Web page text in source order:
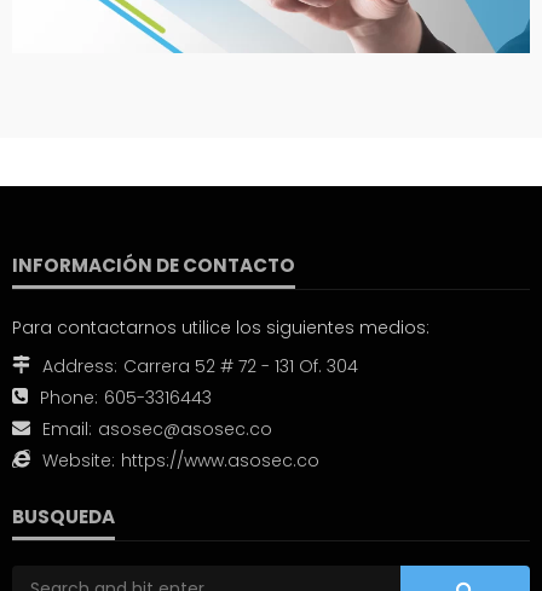
INFORMACIÓN DE CONTACTO
Para contactarnos utilice los siguientes medios:
Address: Carrera 52 # 72 - 131 Of. 304
Phone: 605-3316443
Email: asosec@asosec.co
Website: https://www.asosec.co
BUSQUEDA